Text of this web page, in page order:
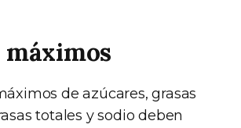
de azúcares, grasas
totales y sodio deben